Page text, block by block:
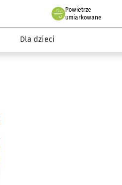
Powietrze
we Wrocławiu
umiarkowane
Dla dzieci